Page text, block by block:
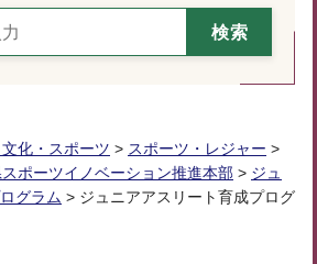
化・スポーツ > スポーツ・レジャー >
ポーツイノベーション推進本部 > ジュ
グラム > ジュニアアスリート育成プログ